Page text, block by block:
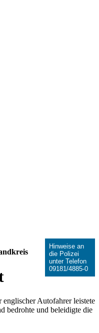
Hinweise an
die Polizei
unter Telefon
09181/4885-0
englischer Autofahrer leistete
bedrohte und beleidigte die